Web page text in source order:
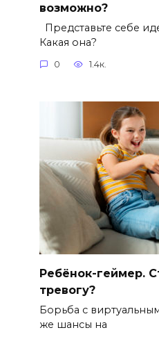
возможно?
Представьте себе
Какая она?
0 1.4к.
Ребёнок-геймер.
тревогу?
Борьба с
же шансы на